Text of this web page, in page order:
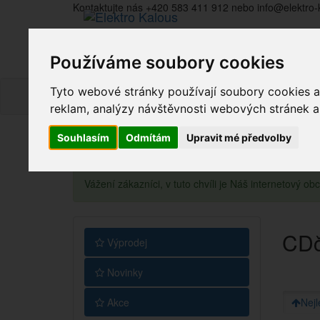
Používáme soubory cookies
Tyto webové stránky používají soubory cookies
reklam, analýzy návštěvnosti webových stránek
Souhlasím Odmítám Upravit mé předvolby
Kontaktujte nás +420 583 411 912 nebo
Vážení zákazníci, v tuto chvíli je Náš internetový
Výprodej
Novinky
Akce